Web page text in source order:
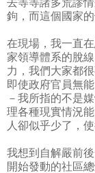
鉤，而這個國家
在現場，我一直
家領導體系的脫
力，我們大家都
即使政府官員無
－我所指的不是
理各種現實情況
人卻似乎少了，
我想到自解嚴前
開始發動的社區